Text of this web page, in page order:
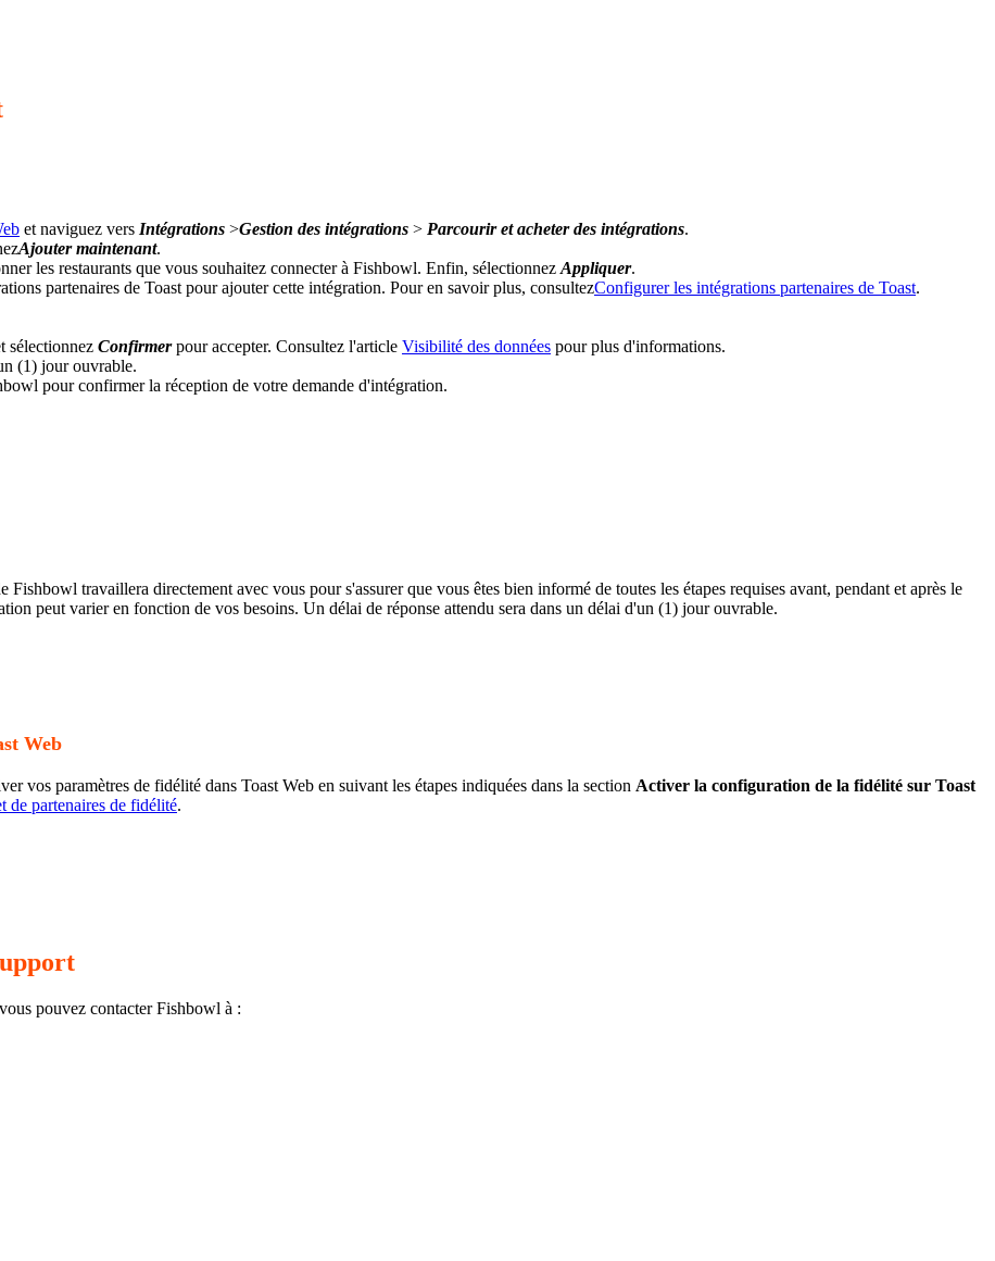
et naviguez vers Intégrations >Gestion des intégrations > Parcourir et acheter des intégrations.
Ajouter maintenant.
les restaurants que vous souhaitez connecter à Fishbowl. Enfin, sélectionnez Appliquer.
partenaires de Toast pour ajouter cette intégration. Pour en savoir plus, consultezConfigurer les intégrations partenaires de Toast.
sélectionnez Confirmerpour accepter. Consultez l'article Visibilité des données pour plus d'informations.
(1) jour ouvrable.
pour confirmer la réception de votre demande d'intégration.
travaillera directement avec vous pour s'assurer que vous êtes bien informé de toutes les étapes requises avant, pendant et après le
peut varier en fonction de vos besoins. Un délai de réponse attendu sera dans un délai d'un (1) jour ouvrable.
Web
vos paramètres de fidélité dans Toast Web en suivant les étapes indiquées dans la section Activer la configuration de la fidélité sur Toast
de partenaires de fidélité.
pouvez contacter Fishbowl à :